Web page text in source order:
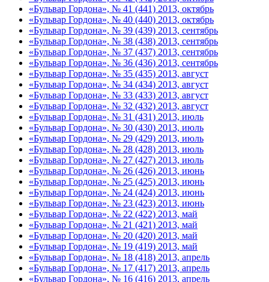
«Бульвар Гордона», № 41 (441) 2013, октябрь
«Бульвар Гордона», № 40 (440) 2013, октябрь
«Бульвар Гордона», № 39 (439) 2013, сентябрь
«Бульвар Гордона», № 38 (438) 2013, сентябрь
«Бульвар Гордона», № 37 (437) 2013, сентябрь
«Бульвар Гордона», № 36 (436) 2013, сентябрь
«Бульвар Гордона», № 35 (435) 2013, август
«Бульвар Гордона», № 34 (434) 2013, август
«Бульвар Гордона», № 33 (433) 2013, август
«Бульвар Гордона», № 32 (432) 2013, август
«Бульвар Гордона», № 31 (431) 2013, июль
«Бульвар Гордона», № 30 (430) 2013, июль
«Бульвар Гордона», № 29 (429) 2013, июль
«Бульвар Гордона», № 28 (428) 2013, июль
«Бульвар Гордона», № 27 (427) 2013, июль
«Бульвар Гордона», № 26 (426) 2013, июнь
«Бульвар Гордона», № 25 (425) 2013, июнь
«Бульвар Гордона», № 24 (424) 2013, июнь
«Бульвар Гордона», № 23 (423) 2013, июнь
«Бульвар Гордона», № 22 (422) 2013, май
«Бульвар Гордона», № 21 (421) 2013, май
«Бульвар Гордона», № 20 (420) 2013, май
«Бульвар Гордона», № 19 (419) 2013, май
«Бульвар Гордона», № 18 (418) 2013, апрель
«Бульвар Гордона», № 17 (417) 2013, апрель
«Бульвар Гордона», № 16 (416) 2013, апрель